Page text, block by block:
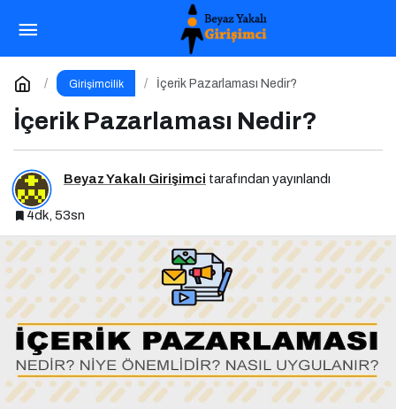
Girişimcilik İçerik Pazarlaması Nedir?
İçerik Pazarlaması Nedir?
Beyaz Yakalı Girişimci tarafından yayınlandı
4dk, 53sn
Sosyal Medya Yönetimi Nedir?
Yorum Yap